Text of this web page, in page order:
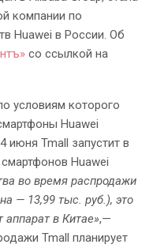
компании по
Huawei в России. Об
со ссылкой на
условиям которого
Huawei
июня Tmall запустит в
Huawei
во время распродажи
— 13,99 тыс. руб.), это
аппарат в Китае»,—
Tmall планирует